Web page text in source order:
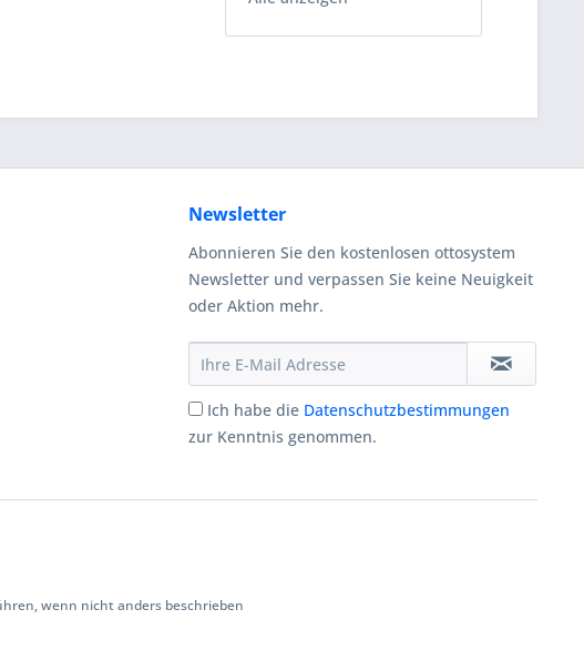
Newsletter
Abonnieren Sie den kostenlosen ottosystem
Newsletter und verpassen Sie keine Neuigkeit
oder Aktion mehr.
Ich habe die Datenschutzbestimmungen
zur Kenntnis genommen.
wenn nicht anders beschrieben